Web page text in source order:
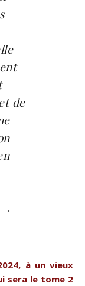
de
à un vieux
sera le tome 2